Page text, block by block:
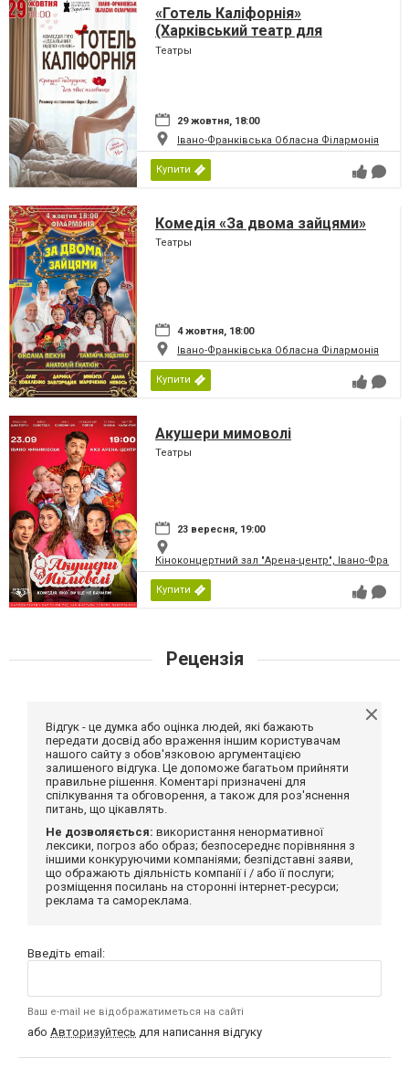
«Готель Каліфорнія»
(Харківський театр для
дорослих)
Театры
29 жовтня, 18:00
Івано-Франківська Обласна Філармонія
Купити
Комедія «За двома зайцями»
Театры
4 жовтня, 18:00
Івано-Франківська Обласна Філармонія
Купити
Акушери мимоволі
Театры
23 вересня, 19:00
Кіноконцертний зал "Арена-центр", Івано-
Купити
Рецензія
Відгук - це думка або оцінка людей, які бажають
передати досвід або враження іншим користувачам
нашого сайту з обов'язковою аргументацією
залишеного відгука. Це допоможе багатьом прийняти
правильне рішення. Коментарі призначені для
спілкування та обговорення, а також для роз'яснення
питань, що цікавлять.
Не дозволяється: використання ненормативної
лексики, погроз або образ; безпосереднє порівняння з
іншими конкуруючими компаніями; безпідставні заяви,
що ображають діяльність компанії і / або її послуги;
розміщення посилань на сторонні інтернет-ресурси;
реклама та самореклама.
Введіть email:
Ваш e-mail не відображатиметься на сайті
або Авторизуйтесь для написання відгуку